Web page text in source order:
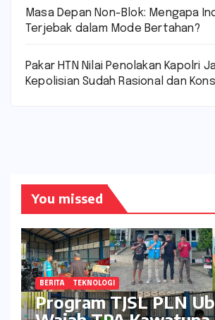
Masa Depan Non-Blok: Mengapa
Terjebak dalam Mode Bertahan?
Pakar HTN Nilai Penolakan Kapolri
Kepolisian Sudah Rasional dan
You missed
BERITA TEKNOLOGI
Program TJSL PLN